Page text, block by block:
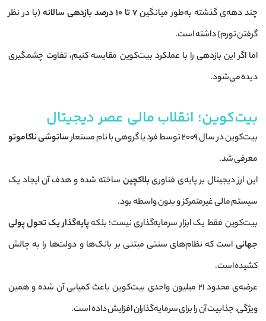
چند دهه‌ی گذشته به‌طور میانگین۷ تا ۱۰ درصد بازدهی سالانه
(با در نظر
گرفتن تورم) داشته است.
اما اگر این بازدهی را با عملکرد بیت‌کوین مقایسه کنیم، تفاوت چشمگیری
دیده می‌شود.
بیت‌کوین؛ انقلاب مالی عصر دیجیتال
بیت‌کوین در سال ۲۰۰۹ توسط فرد یا گروهی با نام مستعار
ساتوشی ناکاموتو
معرفی شد.
این ارز دیجیتال بر پایه‌ی فناوریبلاکچینساخته شده و هدف آن ایجاد یک
سیستم مالی غیرمتمرکز و بدون واسطه بود.
بیت‌کوین فقط یک ابزار سرمایه‌گذاری نیست؛ بلکهپایه‌گذار یک تحول پولی
جهانی است که نظام‌های سنتی مبتنی بر بانک‌ها و دولت‌ها را به چالش
کشیده است.
عرضه‌ی محدود ۲۱ میلیون واحدی بیت‌کوین باعث کمیابی آن شده و همین
ویژگی، جذابیت آن را برای سرمایه‌گذاران افزایش داده است.